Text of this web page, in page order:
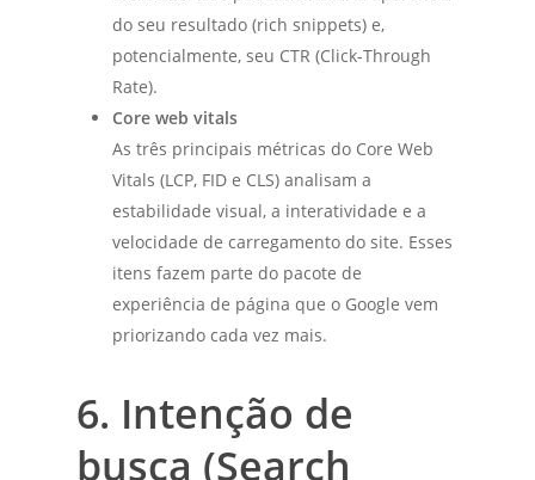
do seu resultado (rich snippets) e,
potencialmente, seu CTR (Click-Through
Rate).
Core web vitals
As três principais métricas do Core Web
Vitals (LCP, FID e CLS) analisam a
estabilidade visual, a interatividade e a
velocidade de carregamento do site. Esses
itens fazem parte do pacote de
experiência de página que o Google vem
priorizando cada vez mais.
6. Intenção de
busca (Search